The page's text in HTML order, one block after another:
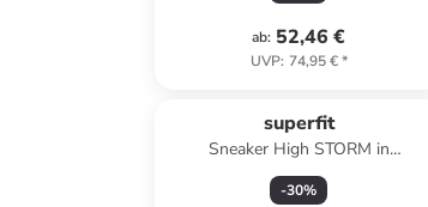
ab: 52,46 €
UVP: 74,95 €*
superfit
Sneaker High STORM in
Schwarz/Grau
-30%